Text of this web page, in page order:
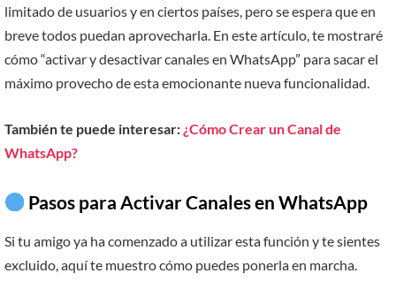
limitado de usuarios y en ciertos países, pero se espera que en
breve todos puedan aprovecharla. En este artículo, te mostraré
cómo “activar y desactivar canales en WhatsApp” para sacar el
máximo provecho de esta emocionante nueva funcionalidad.
También te puede interesar: ¿Cómo Crear un Canal de
WhatsApp?
Pasos para Activar Canales en WhatsApp
Si tu amigo ya ha comenzado a utilizar esta función y te sientes
excluido, aquí te muestro cómo puedes ponerla en marcha.